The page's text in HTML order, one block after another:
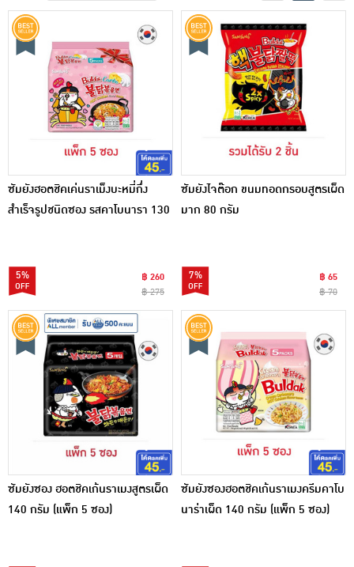
ซัมยังฮอตชิคเค่นราเม็งบะหมี่กึ่ง
สำเร็จรูปชนิดซอง รสคาโบนารา 130
5%
฿ 260
฿ 275
ซัมยังไจต๊อก ขนมทอดกรอบสูตรเผ็ด
มาก 80 กรัม
7%
฿ 65
฿ 70
ซัมยังซอง ฮอตชิคเก้นราเมงสูตรเผ็ด
140 กรัม (แพ็ก 5 ซอง)
ซัมยังซองฮอตชิคเก้นราเมงครีมคาโบ
นาร่าเผ็ด 140 กรัม (แพ็ก 5 ซอง)